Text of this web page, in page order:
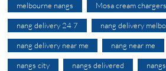
melbourne nangs Mosa cream chargers
nang delivery 24 7 nang delivery
nang delivery near me nang near me
nangs city nangs delivered